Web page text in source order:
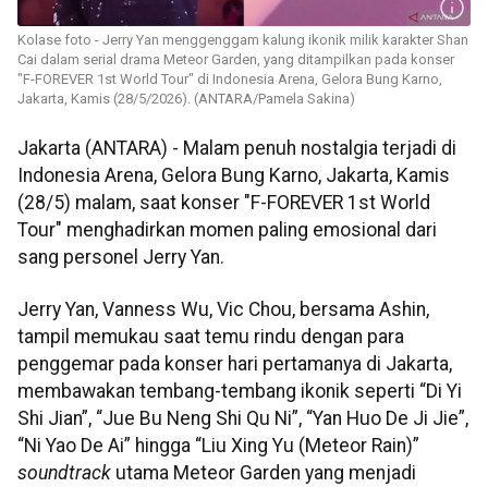
Kolase foto - Jerry Yan menggenggam kalung ikonik milik karakter Shan
Cai dalam serial drama Meteor Garden, yang ditampilkan pada konser
"F-FOREVER 1st World Tour" di Indonesia Arena, Gelora Bung Karno,
Jakarta, Kamis (28/5/2026). (ANTARA/Pamela Sakina)
Jakarta (ANTARA) - Malam penuh nostalgia terjadi di
Indonesia Arena, Gelora Bung Karno, Jakarta, Kamis
(28/5) malam, saat konser "F-FOREVER 1st World
Tour" menghadirkan momen paling emosional dari
sang personel Jerry Yan.
Jerry Yan, Vanness Wu, Vic Chou, bersama Ashin,
tampil memukau saat temu rindu dengan para
penggemar pada konser hari pertamanya di Jakarta,
membawakan tembang-tembang ikonik seperti “Di Yi
Shi Jian”, “Jue Bu Neng Shi Qu Ni”, “Yan Huo De Ji Jie”,
“Ni Yao De Ai” hingga “Liu Xing Yu (Meteor Rain)”
soundtrack utama Meteor Garden yang menjadi